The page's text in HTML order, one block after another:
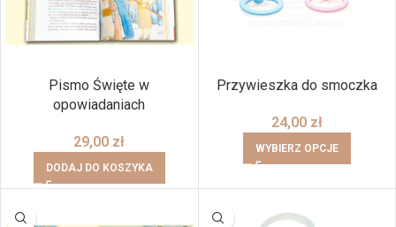
Pismo Święte w
opowiadaniach
29,00 zł
DODAJ DO KOSZYKA
Przywieszka do smoczka
24,00 zł
WYBIERZ OPCJE
BRAK